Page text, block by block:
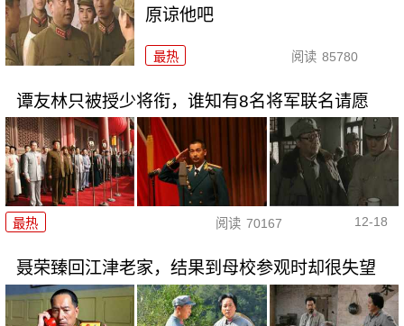
原谅他吧
最热 阅读 85780
谭友林只被授少将衔，谁知有8名将军联名请愿
最热 阅读 70167 12-18
聂荣臻回江津老家，结果到母校参观时却很失望